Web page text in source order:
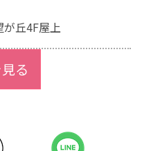
丘4F屋上
る